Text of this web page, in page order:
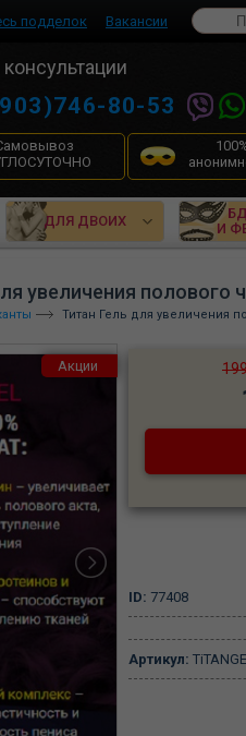
подделок Вакансии
80-53
ДЛЯ ДВОИХ
И
увеличения полового
Титан Гель для увеличения
Акции
ID: 77408
Артикул: